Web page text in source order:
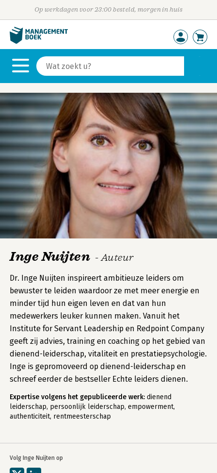
Op werkdagen voor 23:00 besteld, morgen in huis
Volg Inge Nuijten op
Inge Nuijten - Auteur
Dr. Inge Nuijten inspireert ambitieuze leiders om
bewuster te leiden waardoor ze met meer energie en
minder tijd hun eigen leven en dat van hun
medewerkers leuker kunnen maken. Vanuit het
Institute for Servant Leadership en Redpoint Company
geeft zij advies, training en coaching op het gebied van
dienend-leiderschap, vitaliteit en prestatiepsychologie.
Inge is gepromoveerd op dienend-leiderschap en
schreef eerder de bestseller Echte leiders dienen.
Expertise volgens het gepubliceerde werk: dienend
leiderschap, persoonlijk leiderschap, empowerment,
authenticiteit, rentmeesterschap